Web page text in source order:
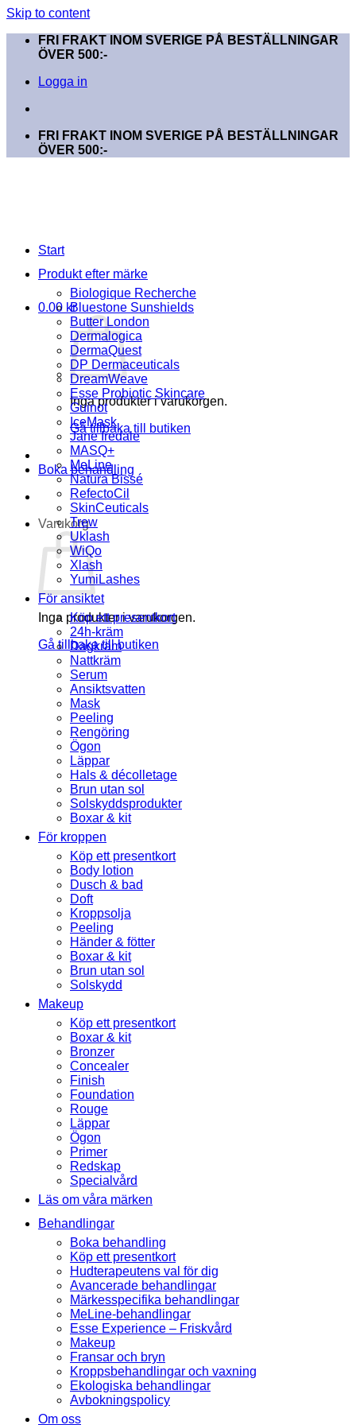
Skip to content
FRI FRAKT INOM SVERIGE PÅ BESTÄLLNINGAR
ÖVER 500:-
Logga in
FRI FRAKT INOM SVERIGE PÅ BESTÄLLNINGAR
ÖVER 500:-
0.00 kr
Inga produkter i varukorgen.
Gå tillbaka till butiken
Boka behandling
Varukorg
Inga produkter i varukorgen.
Gå tillbaka till butiken
Start
Produkt efter märke
Biologique Recherche
Bluestone Sunshields
Butter London
Dermalogica
DermaQuest
DP Dermaceuticals
DreamWeave
Esse Probiotic Skincare
Guinot
IceMask
Jane Iredale
MASQ+
MeLine
Natura Bissé
RefectoCil
SkinCeuticals
Trew
Uklash
WiQo
Xlash
YumiLashes
För ansiktet
Köp ett presentkort
24h-kräm
Dagkräm
Nattkräm
Serum
Ansiktsvatten
Mask
Peeling
Rengöring
Ögon
Läppar
Hals & décolletage
Brun utan sol
Solskyddsprodukter
Boxar & kit
För kroppen
Köp ett presentkort
Body lotion
Dusch & bad
Doft
Kroppsolja
Peeling
Händer & fötter
Boxar & kit
Brun utan sol
Solskydd
Makeup
Köp ett presentkort
Boxar & kit
Bronzer
Concealer
Finish
Foundation
Rouge
Läppar
Ögon
Primer
Redskap
Specialvård
Läs om våra märken
Behandlingar
Boka behandling
Köp ett presentkort
Hudterapeutens val för dig
Avancerade behandlingar
Märkesspecifika behandlingar
MeLine-behandlingar
Esse Experience – Friskvård
Makeup
Fransar och bryn
Kroppsbehandlingar och vaxning
Ekologiska behandlingar
Avbokningspolicy
Om oss